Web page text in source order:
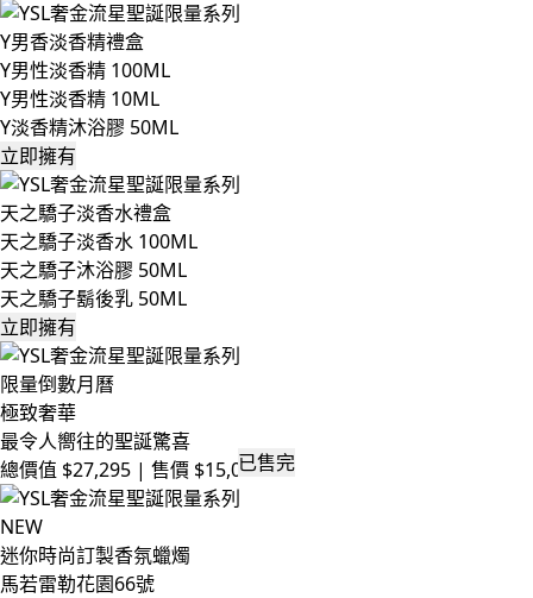
Y男香淡香精禮盒
Y男性淡香精 100ML
Y男性淡香精 10ML
Y淡香精沐浴膠 50ML
立即擁有
天之驕子淡香水禮盒
天之驕子淡香水 100ML
天之驕子沐浴膠 50ML
天之驕子鬍後乳 50ML
立即擁有
限量倒數月曆
極致奢華
最令人嚮往的聖誕驚喜
總價值 $27,295 | 售價 $15,000已售完
NEW
迷你時尚訂製香氛蠟燭
馬若雷勒花園66號